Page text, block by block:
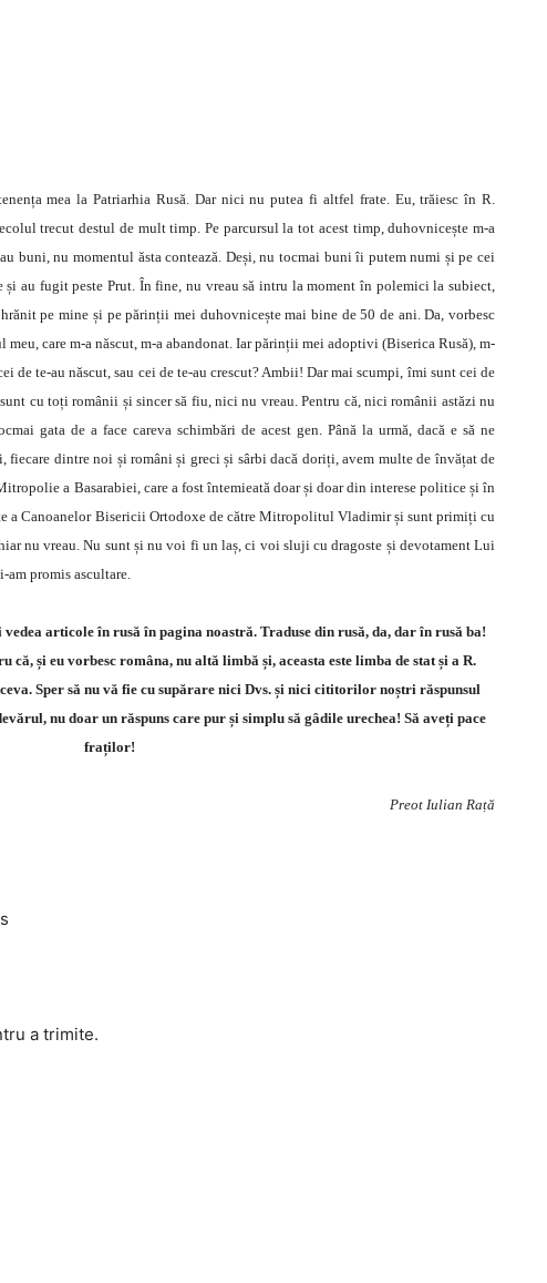
mea la Patriarhia Rusă. Dar nici nu putea fi altfel frate. Eu, trăiesc în R.
trecut destul de mult timp. Pe parcursul la tot acest timp, duhovnicește m-a
buni, nu momentul ăsta contează. Deși, nu tocmai buni îi putem numi și pe cei
și au fugit peste Prut. În fine, nu vreau să intru la moment în polemici la subiect,
pe mine și pe părinții mei duhovnicește mai bine de 50 de ani. Da, vorbesc
meu, care m-a născut, m-a abandonat. Iar părinții mei adoptivi (Biserica Rusă), m-
de te-au născut, sau cei de te-au crescut? Ambii! Dar mai scumpi, îmi sunt cei de
cu toți românii și sincer să fiu, nici nu vreau. Pentru că, nici românii astăzi nu
gata de a face careva schimbări de acest gen. Până la urmă, dacă e să ne
fiecare dintre noi și români și greci și sârbi dacă doriți, avem multe de învățat de
a Basarabiei, care a fost întemieată doar și doar din interese politice și în
a Canoanelor Bisericii Ortodoxe de către Mitropolitul Vladimir și sunt primiți cu
nu vreau. Nu sunt și nu voi fi un laș, ci voi sluji cu dragoste și devotament Lui
promis ascultare.
articole în rusă în pagina noastră. Traduse din rusă, da, dar în rusă ba!
că, și eu vorbesc româna, nu altă limbă și, aceasta este limba de stat și a R.
Sper să nu vă fie cu supărare nici Dvs. și nici cititorilor noștri răspunsul
nu doar un răspuns care pur și simplu să gâdile urechea! Să aveți pace
fraților!
Preot Iulian Rață
a trimite.